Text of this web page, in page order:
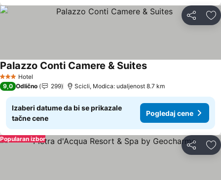
Deli
3 Zvezdice
Hotel
Palazzo Conti Camere & Suites
9,0 Odlično 299 Scicli, Modica: udaljenost 8.7 km
Izaberi datume da bi se prikazale
tačne cene
Pogledaj cene
Deli
Popularan izbor